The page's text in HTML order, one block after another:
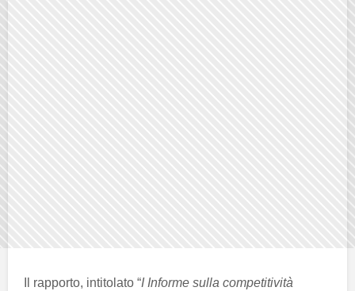
Il rapporto, intitolato “I Informe sulla competitività